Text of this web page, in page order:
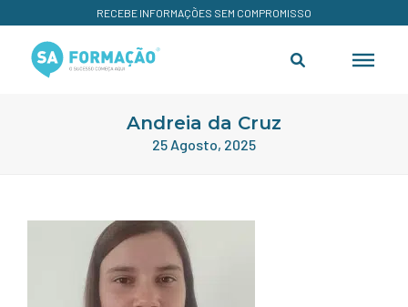
RECEBE INFORMAÇÕES SEM COMPROMISSO
Andreia da Cruz
25 Agosto, 2025